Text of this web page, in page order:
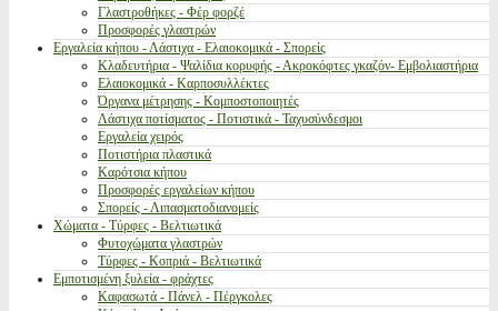
Γλαστροθήκες - Φέρ φορζέ
Προσφορές γλαστρών
Εργαλεία κήπου - Λάστιχα - Ελαιοκομικά - Σπορείς
Κλαδευτήρια - Ψαλίδια κορυφής - Ακροκόφτες γκαζόν- Εμβολιαστήρια
Ελαιοκομικά - Καρποσυλλέκτες
Όργανα μέτρησης - Κομποστοποιητές
Λάστιχα ποτίσματος - Ποτιστικά - Ταχυσύνδεσμοι
Εργαλεία χειρός
Ποτιστήρια πλαστικά
Καρότσια κήπου
Προσφορές εργαλείων κήπου
Σπορείς - Λιπασματοδιανομείς
Χώματα - Τύρφες - Βελτιωτικά
Φυτοχώματα γλαστρών
Τύρφες - Κοπριά - Βελτιωτικά
Εμποτισμένη ξυλεία - φράχτες
Καφασωτά - Πάνελ - Πέργκολες